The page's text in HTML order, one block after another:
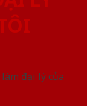
đại lý của